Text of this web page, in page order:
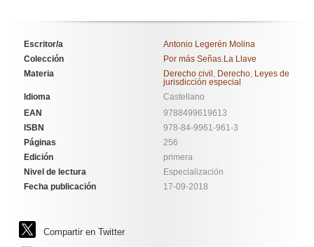
Escritor/a
Antonio Legerén Molina
Colección
Por más Señas.La Llave
Materia
Derecho civil , Derecho, Leyes de
jurisdicción especial
Idioma
Castellano
EAN
9788499619613
ISBN
978-84-9961-961-3
Páginas
256
Edición
primera
Nivel de lectura
Especialización
Fecha publicación
17-09-2018
Compartir en Twitter